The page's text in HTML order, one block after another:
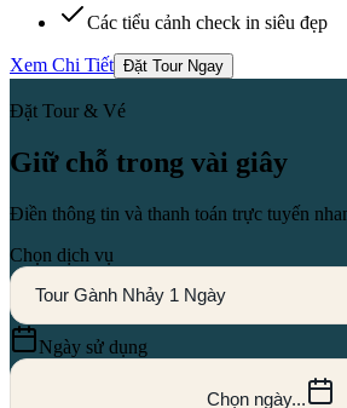
Các tiểu cảnh check in siêu đẹp
Xem Chi Tiết Đặt Tour Ngay
Đặt Tour & Vé
Giữ chỗ trong vài giây
Điền thông tin và thanh toán trực tuyến
Chọn dịch vụ
Ngày sử dụng
Chọn ngày...